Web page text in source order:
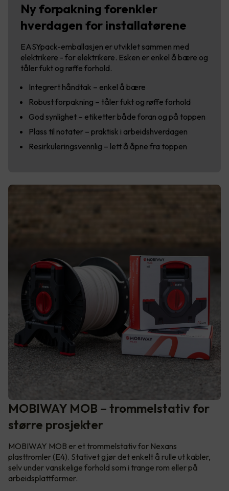
Ny forpakning forenkler
hverdagen for installatørene
EASYpack-emballasjen er utviklet sammen med
elektrikere - for elektrikere. Esken er enkel å bære og
tåler fukt og røffe forhold.
Integrert håndtak – enkel å bære
Robust forpakning – tåler fukt og røffe forhold
God synlighet – etiketter både foran og på toppen
Plass til notater – praktisk i arbeidshverdagen
Resirkuleringsvennlig – lett å åpne fra toppen
MOBIWAY MOB – trommelstativ for
større prosjekter
MOBIWAY MOB er et trommelstativ for Nexans
plasttromler (E4). Stativet gjør det enkelt å rulle ut kabler,
selv under vanskelige forhold som i trange rom eller på
arbeidsplattformer.